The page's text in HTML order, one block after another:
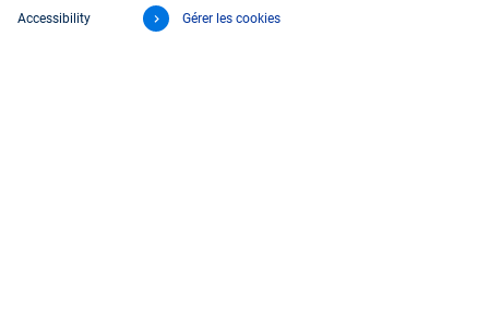
Accessibility Gérer les cookies